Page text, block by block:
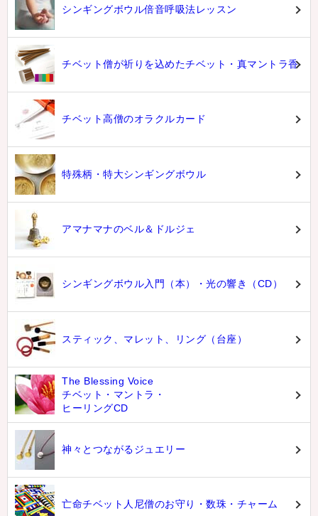
シンギングボウル倍音呼吸法レッスン
チベット僧が祈りを込めたチベット・真マントラ香
チベット高僧のオラクルカード
特殊柄・特大シンギングボウル
アマナマナのベル＆ドルジェ
シンギングボウル入門（本）・光の響き（CD）
スティック、マレット、リング（台座）
The Blessing Voice
チベット・マントラ・
ヒーリングCD
神々とつながるジュエリー
亡命チベット人尼僧のお守り・数珠・チャーム